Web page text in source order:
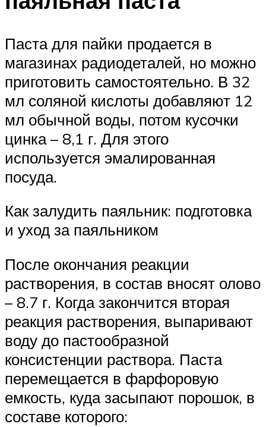
Паста для пайки продается в
магазинах радиодеталей, но можно
приготовить самостоятельно. В 32
мл соляной кислоты добавляют 12
мл обычной воды, потом кусочки
цинка – 8,1 г. Для этого
используется эмалированная
посуда.
Как залудить паяльник: подготовка
и уход за паяльником
После окончания реакции
растворения, в состав вносят олово
– 8.7 г. Когда закончится вторая
реакция растворения, выпаривают
воду до пастообразной
консистенции раствора. Паста
перемещается в фарфоровую
емкость, куда засыпают порошок, в
составе которого: